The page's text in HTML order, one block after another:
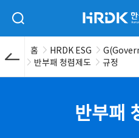
검색 입력폼 열기 HRDK 한국산
홈 HRDK ESG
반부패 청렴제도
규정
반부패